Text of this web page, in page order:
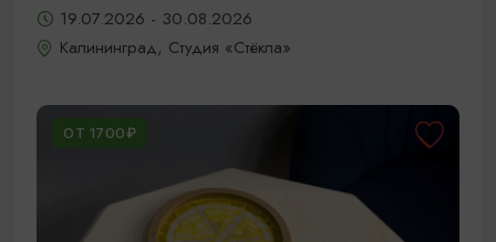
19.07.2026 - 30.08.2026
Калининград, Студия «Стёкла»
ОТ 1700₽